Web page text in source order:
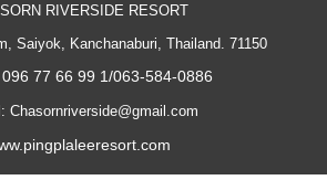
RIVERSIDE RESORT
Saiyok, Kanchanaburi, Thailand. 71150
77 66 99 1/063-584-0886
Chasornriverside@gmail.com